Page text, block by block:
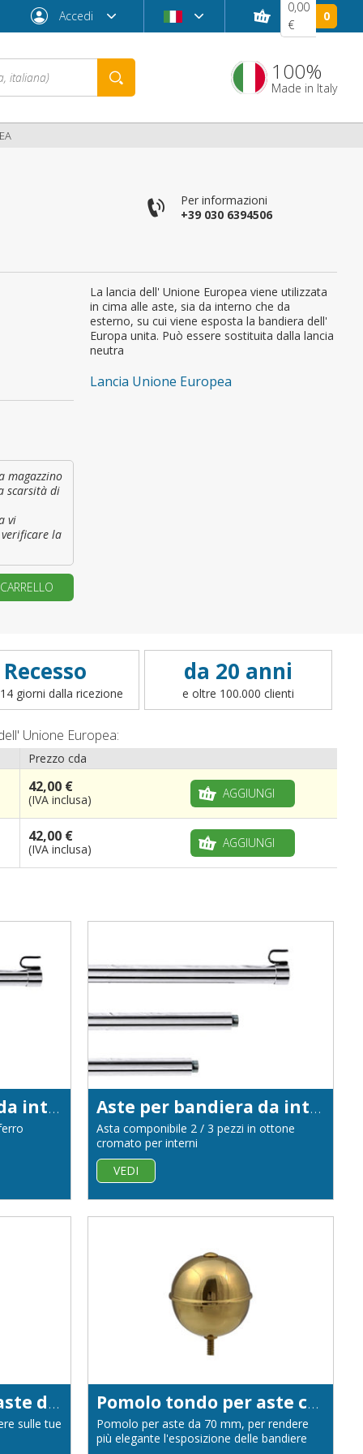
Accedi
Password dimenticata?
ordine?
0,00
€
0
100%
Made in Italy
Per informazioni
+39 030 6394506
La lancia dell' Unione Europea viene utilizzata
in cima alle aste, sia da interno che da
esterno, su cui viene esposta la bandiera dell'
Europa unita. Può essere sostituita dalla lancia
neutra
Lancia Unione Europea
magazzino
scarsità di
vi
la
Recesso
giorni dalla ricezione
da 20 anni
e oltre 100.000 clienti
Unione Europea:
Prezzo cda
42,00 €
(IVA inclusa) AGGIUNGI
42,00 €
(IVA inclusa) AGGIUNGI
Aste per bandiera da interno in ferro cromato diametro 22 Aste per bandiera da interno in ottone cromato diametro 22
Asta componibile 2 / 3 pezzi in ottone
cromato per interni
VEDI
Pomolo tondo per aste diametro 50 mm
sulle tue
Pomolo tondo per aste con diametro 70 mm
Pomolo per aste da 70 mm, per rendere
più elegante l'esposizione delle bandiere